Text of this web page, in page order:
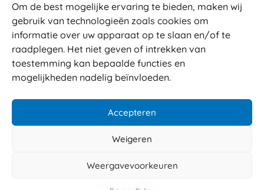
Om de best mogelijke ervaring te bieden, maken wij
gebruik van technologieën zoals cookies om
informatie over uw apparaat op te slaan en/of te
raadplegen. Het niet geven of intrekken van
toestemming kan bepaalde functies en
mogelijkheden nadelig beïnvloeden.
Accepteren
Weigeren
Weergavevoorkeuren
Betalen
Levering
Retouren
Service en garantie
Veilig betalen
© 2026 Sabé Verpakkingen
Algemene voorwaarden